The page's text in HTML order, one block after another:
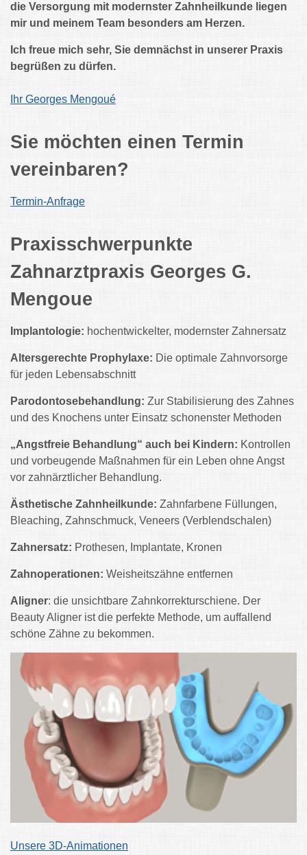
die Versorgung mit modernster Zahnheilkunde liegen
mir und meinem Team besonders am Herzen.
Ich freue mich sehr, Sie demnächst in unserer Praxis
begrüßen zu dürfen.
Ihr Georges Mengoué
Sie möchten einen Termin
vereinbaren?
Termin-Anfrage
Praxisschwerpunkte
Zahnarztpraxis Georges G.
Mengoue
Implantologie: hochentwickelter, modernster Zahnersatz
Altersgerechte Prophylaxe: Die optimale Zahnvorsorge
für jeden Lebensabschnitt
Parodontosebehandlung: Zur Stabilisierung des Zahnes
und des Knochens unter Einsatz schonenster Methoden
„Angstfreie Behandlung“ auch bei Kindern: Kontrollen
und vorbeugende Maßnahmen für ein Leben ohne Angst
vor zahnärztlicher Behandlung.
Ästhetische Zahnheilkunde: Zahnfarbene Füllungen,
Bleaching, Zahnschmuck, Veneers (Verblendschalen)
Zahnersatz: Prothesen, Implantate, Kronen
Zahnoperationen: Weisheitszähne entfernen
Aligner: die unsichtbare Zahnkorrekturschiene. Der
Beauty Aligner ist die perfekte Methode, um auffallend
schöne Zähne zu bekommen.
Unsere 3D-Animationen